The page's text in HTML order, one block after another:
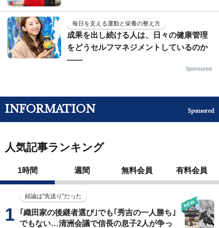
毎日を支える運動と栄養の整え方
成果を出し続ける人は、日々の健康管理
をどうセルフマネジメントしているのか
——
Sponsored
INFORMATION Sponsored
人気記事ランキング
1時間 週間 無料会員 有料会員
結論は"先送り"だった
｢織田家の後継者選び｣でも｢秀吉の一人勝ち｣
でもない…清洲会議で信長の息子2人が争っ